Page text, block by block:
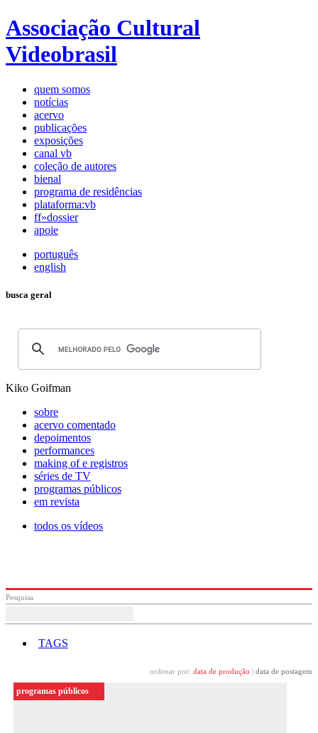
Associação Cultural
Videobrasil
quem somos
notícias
acervo
publicações
exposições
canal vb
coleção de autores
bienal
programa de residências
plataforma:vb
ff»dossier
apoie
português
english
busca geral
Kiko Goifman
sobre
acervo comentado
depoimentos
performances
making of e registros
séries de TV
programas públicos
em revista
todos os vídeos
Pesquisa
TAGS
ordenar por: data de produção data de postagem
programas públicos